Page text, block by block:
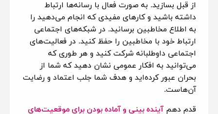
از قبل بسازید. به صورت فعال با رسانه‌ها ارتباط
داشته باشید و کارهای مفیدی که انجام می‌دهید را
به اطلاع مخاطبین برسانید. در شبکه‌های اجتماعی
ارتباط خود با مخاطبین را حفظ کنید. در فعالیت‌های
اجتماعی داوطلبانه شرکت کنید و هر طوری که
می‌توانید به افکار عمومی نشان دهید که شما از
بحران عبور کرده‌اید و هدف شما جلب اعتماد و رضایت
آن‌هاست.
قدم دهم آینده بینی و آماده بودن برای موقعیت‌های